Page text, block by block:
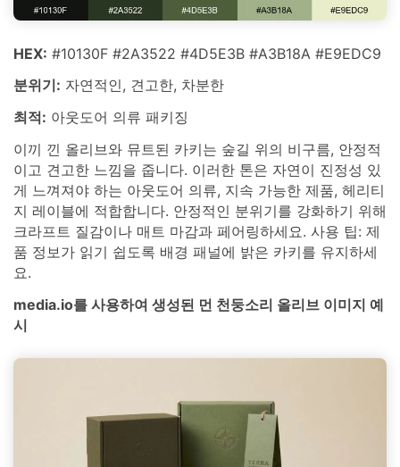
HEX: #10130F #2A3522 #4D5E3B #A3B18A #E9EDC9
분위기: 자연적인, 견고한, 차분한
최적: 아웃도어 의류 패키징
이끼 낀 올리브와 뮤트된 카키는 숲길 위의 비구름, 안정적
이고 견고한 느낌을 줍니다. 이러한 톤은 자연이 진정성 있
게 느껴져야 하는 아웃도어 의류, 지속 가능한 제품, 헤리티
지 레이블에 적합합니다. 안정적인 분위기를 강화하기 위해
크라프트 질감이나 매트 마감과 페어링하세요. 사용 팁: 제
품 정보가 읽기 쉽도록 배경 패널에 밝은 카키를 유지하세
요.
media.io를 사용하여 생성된 먼 천둥소리 올리브 이미지 예
시